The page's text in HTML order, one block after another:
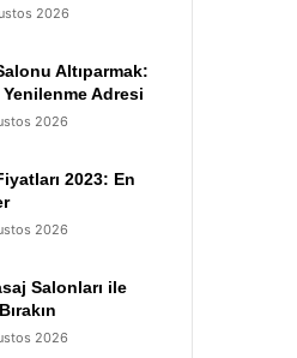
2026
Altıparmak:
Adresi
2026
2023: En
2026
Salonları ile
2026